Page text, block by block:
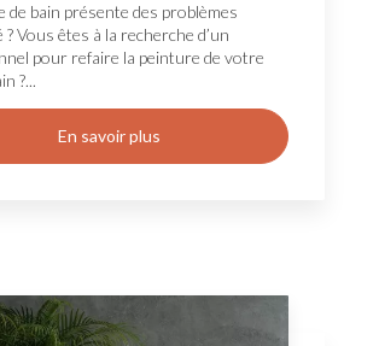
de bain présente des problèmes
? Vous êtes à la recherche d’un
pour refaire la peinture de votre
?...
En savoir plus